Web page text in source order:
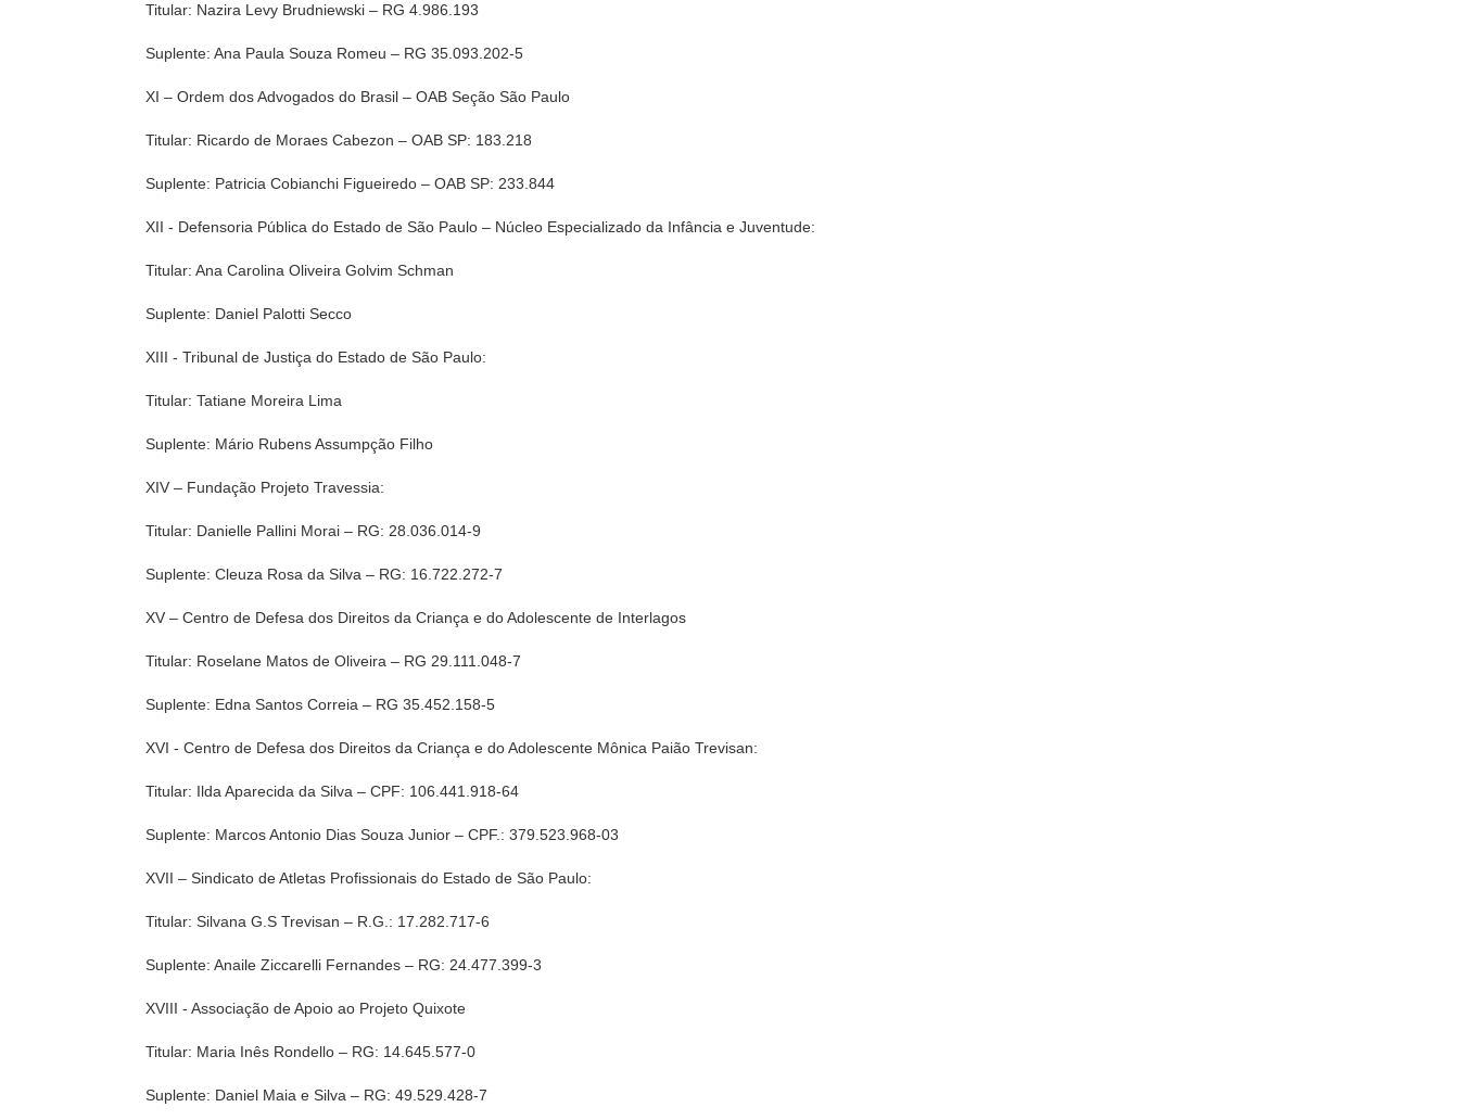
Titular: Nazira Levy Brudniewski – RG 4.986.193
Suplente: Ana Paula Souza Romeu – RG 35.093.202-5
XI – Ordem dos Advogados do Brasil – OAB Seção São Paulo
Titular: Ricardo de Moraes Cabezon – OAB SP: 183.218
Suplente: Patricia Cobianchi Figueiredo – OAB SP: 233.844
XII - Defensoria Pública do Estado de São Paulo – Núcleo Especializado da Infância e Juventude:
Titular: Ana Carolina Oliveira Golvim Schman
Suplente: Daniel Palotti Secco
XIII - Tribunal de Justiça do Estado de São Paulo:
Titular: Tatiane Moreira Lima
Suplente: Mário Rubens Assumpção Filho
XIV – Fundação Projeto Travessia:
Titular: Danielle Pallini Morai – RG: 28.036.014-9
Suplente: Cleuza Rosa da Silva – RG: 16.722.272-7
XV – Centro de Defesa dos Direitos da Criança e do Adolescente de Interlagos
Titular: Roselane Matos de Oliveira – RG 29.111.048-7
Suplente: Edna Santos Correia – RG 35.452.158-5
XVI - Centro de Defesa dos Direitos da Criança e do Adolescente Mônica Paião Trevisan:
Titular: Ilda Aparecida da Silva – CPF: 106.441.918-64
Suplente: Marcos Antonio Dias Souza Junior – CPF.: 379.523.968-03
XVII – Sindicato de Atletas Profissionais do Estado de São Paulo:
Titular: Silvana G.S Trevisan – R.G.: 17.282.717-6
Suplente: Anaile Ziccarelli Fernandes – RG: 24.477.399-3
XVIII - Associação de Apoio ao Projeto Quixote
Titular: Maria Inês Rondello – RG: 14.645.577-0
Suplente: Daniel Maia e Silva – RG: 49.529.428-7